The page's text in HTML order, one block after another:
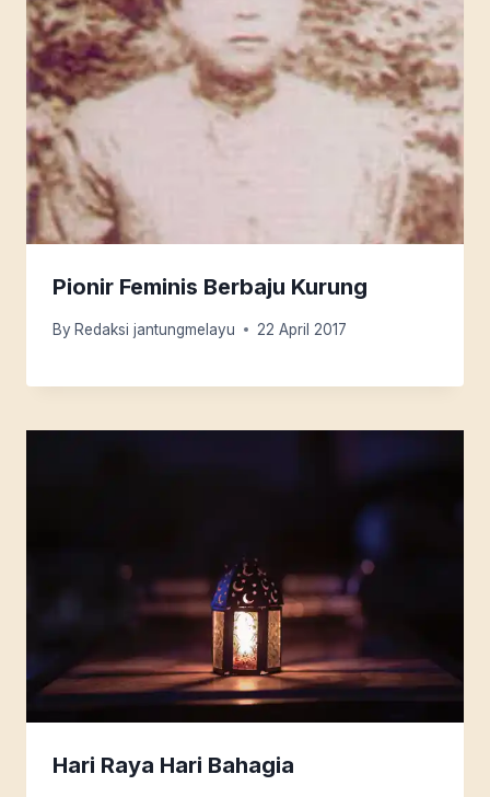
Pionir Feminis Berbaju Kurung
By Redaksi jantungmelayu 22 April 2017
Hari Raya Hari Bahagia